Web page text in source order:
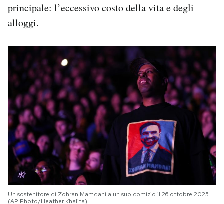
principale: l’eccessivo costo della vita e degli
alloggi.
Un sostenitore di Zohran Mamdani a un suo comizio il 26 ottobre 2025
(AP Photo/Heather Khalifa)